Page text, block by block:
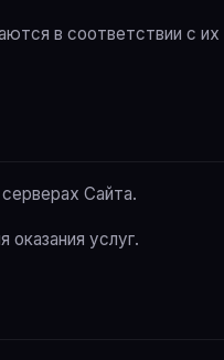
в соответствии с их
серверах Сайта.
оказания услуг.